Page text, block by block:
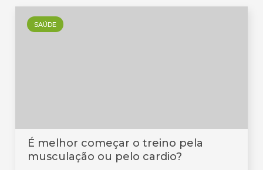
SAÚDE
É melhor começar o treino pela
musculação ou pelo cardio?